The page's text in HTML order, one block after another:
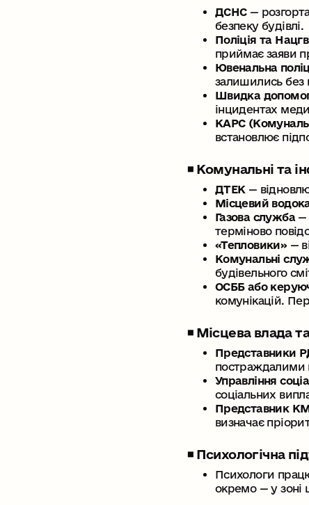
ДСНС—
безпеку будівлі.
Поліція та
приймає заяви
Ювенальна
залишились без
Швидка
інцидентах
КАРС
встановлює
◾️ Комунальні та
ДТЕК —
Місцевий
Газова служба—
терміново
«Тепловики» —
Комунальні
будівельного
ОСББ або
комунікацій.
◾️ Місцева влада
Представники
постраждалими
Управління
соціальних
Представник
визначає
◾️ Психологічна
Психологи
окремо — у зоні